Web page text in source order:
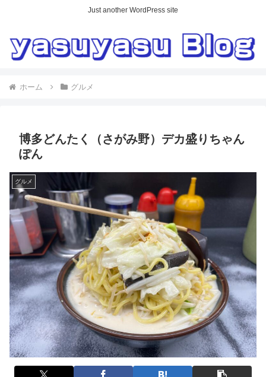
Just another WordPress site
ホーム グルメ
博多どんたく（さがみ野）デカ盛りちゃん
ぽん
グルメ